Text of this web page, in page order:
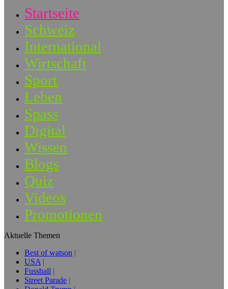
Startseite
Schweiz
International
Wirtschaft
Sport
Leben
Spass
Digital
Wissen
Blogs
Quiz
Videos
Promotionen
Aktuelle Themen
Best of watson
USA
Fussball
Street Parade